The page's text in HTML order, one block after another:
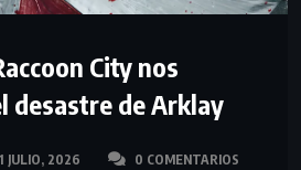
City nos
desastre de Arklay
1 JULIO, 2026 0 COMENTARIOS